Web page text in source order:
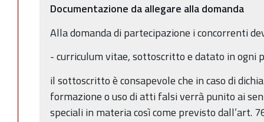
Documentazione da allegare alla domanda
Alla domanda di partecipazione i concorrenti
- curriculum vitae, sottoscritto e datato in ogni
il sottoscritto è consapevole che in caso di
formazione o uso di atti falsi verrà punito ai
speciali in materia così come previsto dall’art.